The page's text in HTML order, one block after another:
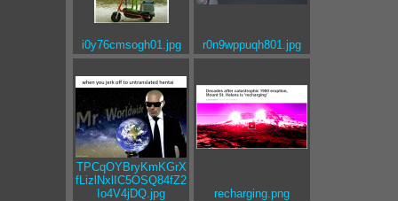
i0y76cmsogh01.jpg r0n9wppuqh801.jpg
-
TPCqOYBryKmKGrX
fLizlNxlIC5OSQ84fZ2
Io4V4jDQ.jpg
recharging.png